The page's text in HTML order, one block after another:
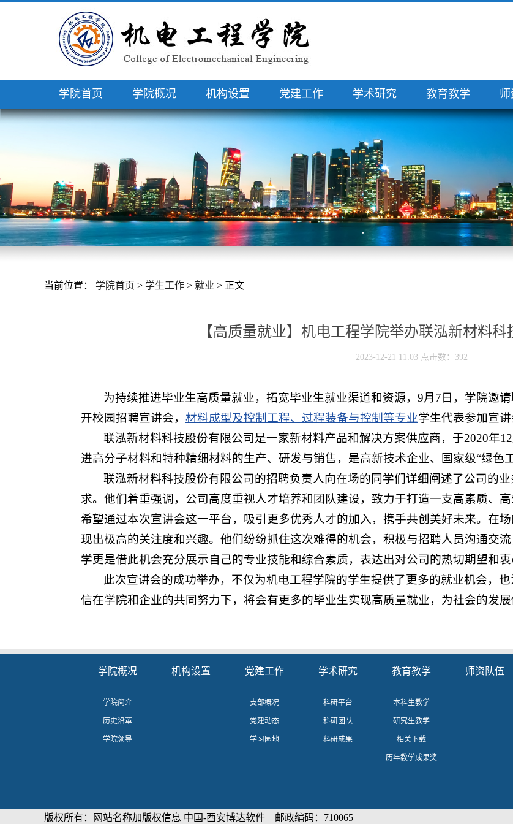
学院首页 学院概况 机构设置 党建工作 学术研究 教育教学 师
当前位置： 学院首页 > 学生工作 > 就业 > 正文
【高质量就业】机电工程学院举办联泓新材料
2023-12-21 11:03 点击数： 392
为持续推进毕业生高质量就业，拓宽毕业生就业渠道和资源，9月7日，学院邀
开校园招聘宣讲会， 材料成型及控制工程、过程装备与控制等专业学生代表参加宣讲
联泓新材料科技股份有限公司是一家新材料产品和解决方案供应商，于2020年
进高分子材料和特种精细材料的生产、研发与销售，是高新技术企业、国家级“绿色工
联泓新材料科技股份有限公司的招聘负责人向在场的同学们详细阐述了公司的
求。他们着重强调，公司高度重视人才培养和团队建设，致力于打造一支高素质、
希望通过本次宣讲会这一平台，吸引更多优秀人才的加入，携手共创美好未来。在
现出极高的关注度和兴趣。他们纷纷抓住这次难得的机会，积极与招聘人员沟通交
学更是借此机会充分展示自己的专业技能和综合素质，表达出对公司的热切期望和衷
此次宣讲会的成功举办，不仅为机电工程学院的学生提供了更多的就业机会，
信在学院和企业的共同努力下，将会有更多的毕业生实现高质量就业，为社会的发展
学院概况
学院简介
历史沿革
学院领导
机构设置 党建工作
支部概况
党建动态
学习园地
学术研究
科研平台
科研团队
科研成果
教育教学
本科生教学
研究生教学
相关下载
历年教学成果奖
师资队伍
版权所有：网站名称加版权信息 中国-西安博达软件 邮政编码：710065